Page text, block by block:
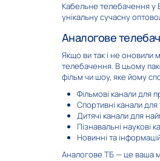
ОЦЕ
Кабельне телебачення у
унікальну сучасну
Аналогове
Якщо ви так і не оновили
телебачення. В цьому
фільм чи шоу, яке йому
Фільмові канали для
Спортивні канали
Дитячі канали для
Пізнавальні наукові
Новинні та
Аналогове ТБ — це ваша